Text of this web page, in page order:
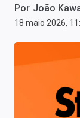
Últimas Notícias
Comprar ou
Por João
18 maio 2026,